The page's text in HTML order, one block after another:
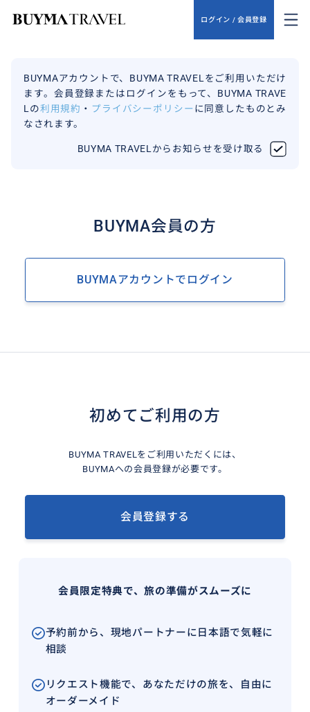
ログイン / 会員登録
BUYMAアカウントで、BUYMA TRAVELをご利用いただけ
ます。会員登録またはログインをもって、BUYMA TRAVE
Lの利用規約 ・ プライバシーポリシー に同意したものとみ
なされます。
BUYMA TRAVELからお知らせを受け取る
BUYMA会員の方
BUYMAアカウントでログイン
初めてご利用の方
BUYMA TRAVELをご利用いただくには、
BUYMAへの会員登録が必要です。
会員登録する
会員限定特典で、旅の準備がスムーズに
予約前から、現地パートナーに日本語で気軽に
相談
リクエスト機能で、あなただけの旅を、自由に
オーダーメイド